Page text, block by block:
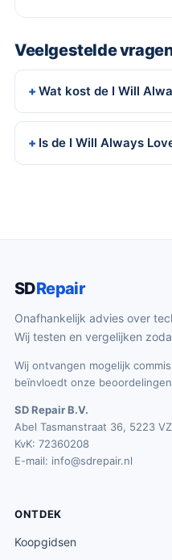
Veelgestelde
Wat kost de I Will
Is de I Will Always
SDRepair
Onafhankelijk advies over
Wij testen en vergelijken
Wij ontvangen mogelijk
beïnvloedt onze
SD Repair B.V.
Abel Tasmanstraat 36, 5223
KvK: 72360208
E-mail: info@sdrepair.nl
ONTDEK
Koopgidsen